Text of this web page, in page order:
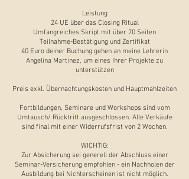
Leistung
24 UE über das Closing Ritual
Umfangreiches Skript mit über 70 Seiten
Teilnahme-Bestätigung und Zertifikat
40 Euro deiner Buchung gehen an meine Lehrerin
Angelina Martinez, um eines Ihrer Projekte zu
unterstützen
Preis exkl. Übernachtungskosten und Hauptmahlzeiten
Fortbildungen, Seminare und Workshops sind vom
Umtausch/ Rücktritt ausgeschlossen. Alle Verkäufe
sind final mit einer Widerrufsfrist von 2 Wochen.
WICHTIG:
Zur Absicherung sei generell der Abschluss einer
Seminar-Versicherung empfohlen - ein Nachholen der
Ausbildung bei Nichterscheinen ist nicht möglich.